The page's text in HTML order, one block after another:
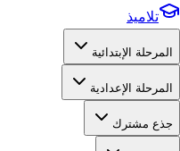
تلاميذ
المرحلة الإبتدائية
المرحلة الإعدادية
جذع مشترك